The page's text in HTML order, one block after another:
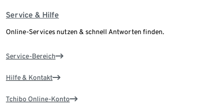
Service & Hilfe
Online-Services nutzen & schnell Antworten finden.
Service-Bereich
Hilfe & Kontakt
Tchibo Online-Konto